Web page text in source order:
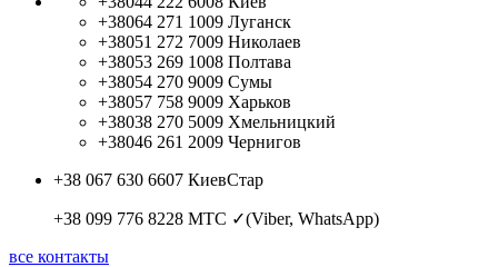
+38064 271 1009 Луганск
+38051 272 7009 Николаев
+38053 269 1008 Полтава
+38054 270 9009 Сумы
+38057 758 9009 Харьков
+38038 270 5009 Хмельницкий
+38046 261 2009 Чернигов
+38 067 630 6607 КиевСтар
+38 099 776 8228 МТС ✓(Viber, WhatsApp)
все контакты